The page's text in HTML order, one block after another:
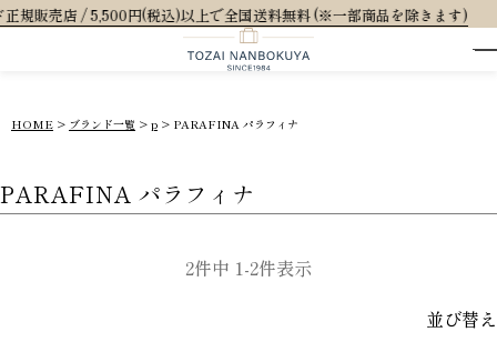
/ 5,500円(税込)以上で全国送料無料 (※一部商品を除きます)
HOME ブランド一覧 p PARAFINA パラフィナ
PARAFINA パラフィナ
並び替え
2件中 1-2件表示